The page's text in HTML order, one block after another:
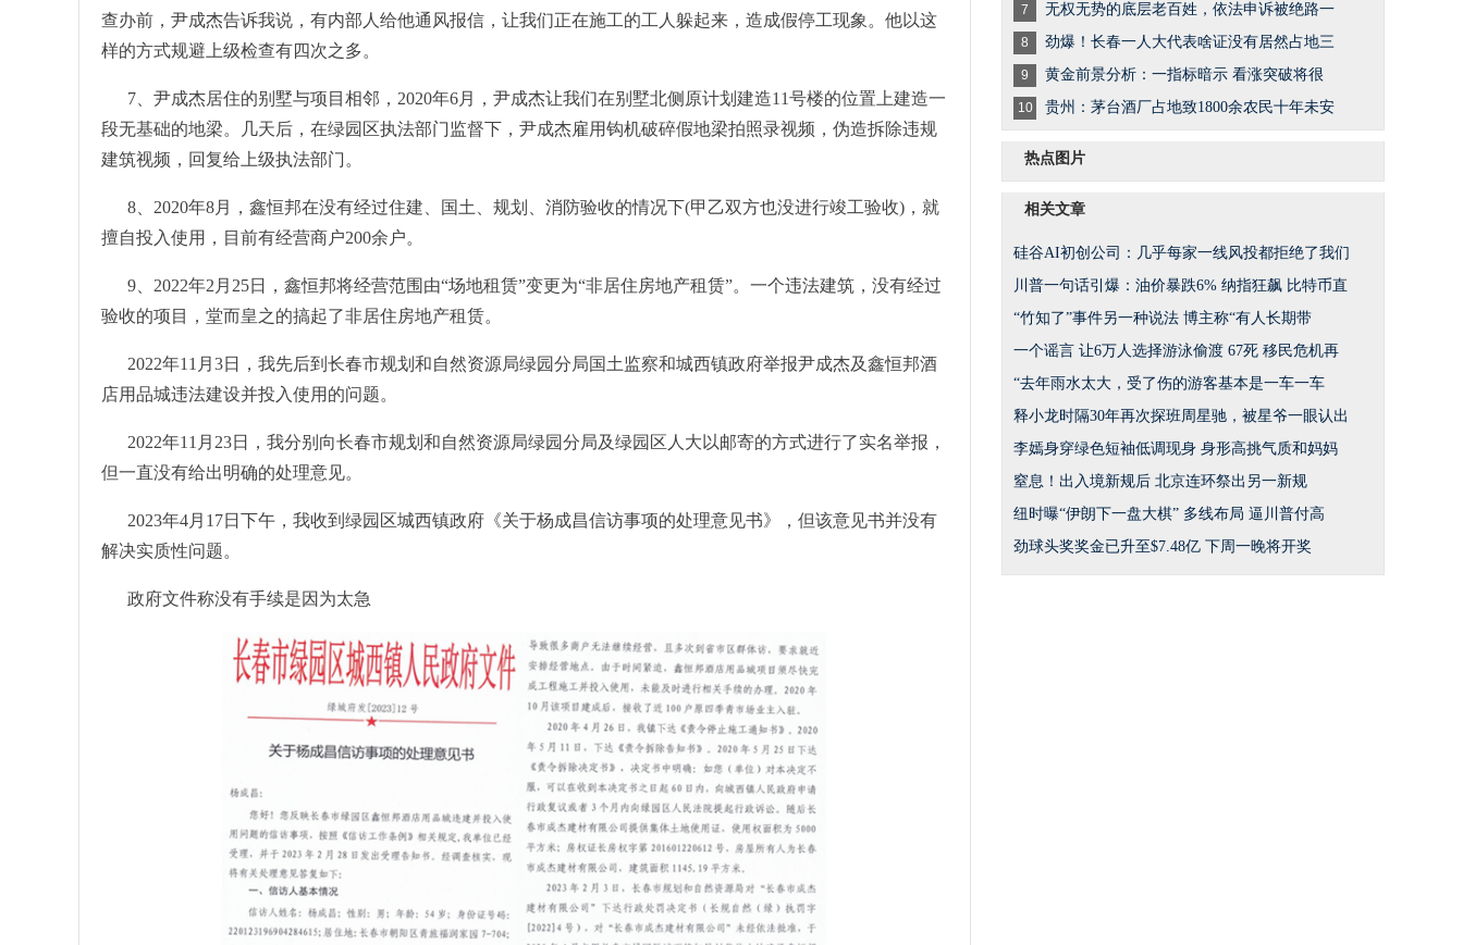
查办前，尹成杰告诉我说，有内部人给他通风报信，让我们正在施工的工人躲起来，造成假停工现象。他以这
样的方式规避上级检查有四次之多。
7、尹成杰居住的别墅与项目相邻，2020年6月，尹成杰让我们在别墅北侧原计划建造11号楼的位置上建造一
段无基础的地梁。几天后，在绿园区执法部门监督下，尹成杰雇用钩机破碎假地梁拍照录视频，伪造拆除违规
建筑视频，回复给上级执法部门。
8、2020年8月，鑫恒邦在没有经过住建、国土、规划、消防验收的情况下(甲乙双方也没进行竣工验收)，就
擅自投入使用，目前有经营商户200余户。
9、2022年2月25日，鑫恒邦将经营范围由“场地租赁”变更为“非居住房地产租赁”。一个违法建筑，没有经过
验收的项目，堂而皇之的搞起了非居住房地产租赁。
2022年11月3日，我先后到长春市规划和自然资源局绿园分局国土监察和城西镇政府举报尹成杰及鑫恒邦酒
店用品城违法建设并投入使用的问题。
2022年11月23日，我分别向长春市规划和自然资源局绿园分局及绿园区人大以邮寄的方式进行了实名举报，
但一直没有给出明确的处理意见。
2023年4月17日下午，我收到绿园区城西镇政府《关于杨成昌信访事项的处理意见书》，但该意见书并没有
解决实质性问题。
政府文件称没有手续是因为太急
7 无权无势的底层老百姓，依法申诉被绝路一
8 劲爆！长春一人大代表啥证没有居然占地三
9 黄金前景分析：一指标暗示 看涨突破将很
10 贵州：茅台酒厂占地致1800余农民十年未安
热点图片
相关文章
硅谷AI初创公司：几乎每家一线风投都拒绝了我们
川普一句话引爆：油价暴跌6% 纳指狂飙 比特币直
“竹知了”事件另一种说法 博主称“有人长期带
一个谣言 让6万人选择游泳偷渡 67死 移民危机再
“去年雨水太大，受了伤的游客基本是一车一车
释小龙时隔30年再次探班周星驰，被星爷一眼认出
李嫣身穿绿色短袖低调现身 身形高挑气质和妈妈
窒息！出入境新规后 北京连环祭出另一新规
纽时曝“伊朗下一盘大棋” 多线布局 逼川普付高
劲球头奖奖金已升至$7.48亿 下周一晚将开奖